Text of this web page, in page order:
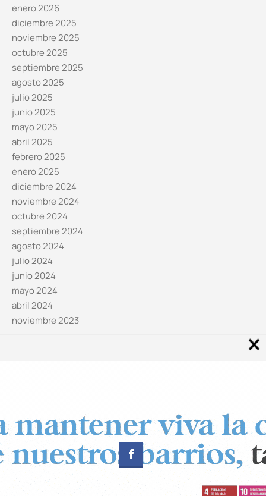
enero 2026
diciembre 2025
noviembre 2025
octubre 2025
septiembre 2025
agosto 2025
julio 2025
junio 2025
mayo 2025
abril 2025
febrero 2025
enero 2025
diciembre 2024
noviembre 2024
octubre 2024
septiembre 2024
agosto 2024
julio 2024
junio 2024
mayo 2024
abril 2024
noviembre 2023